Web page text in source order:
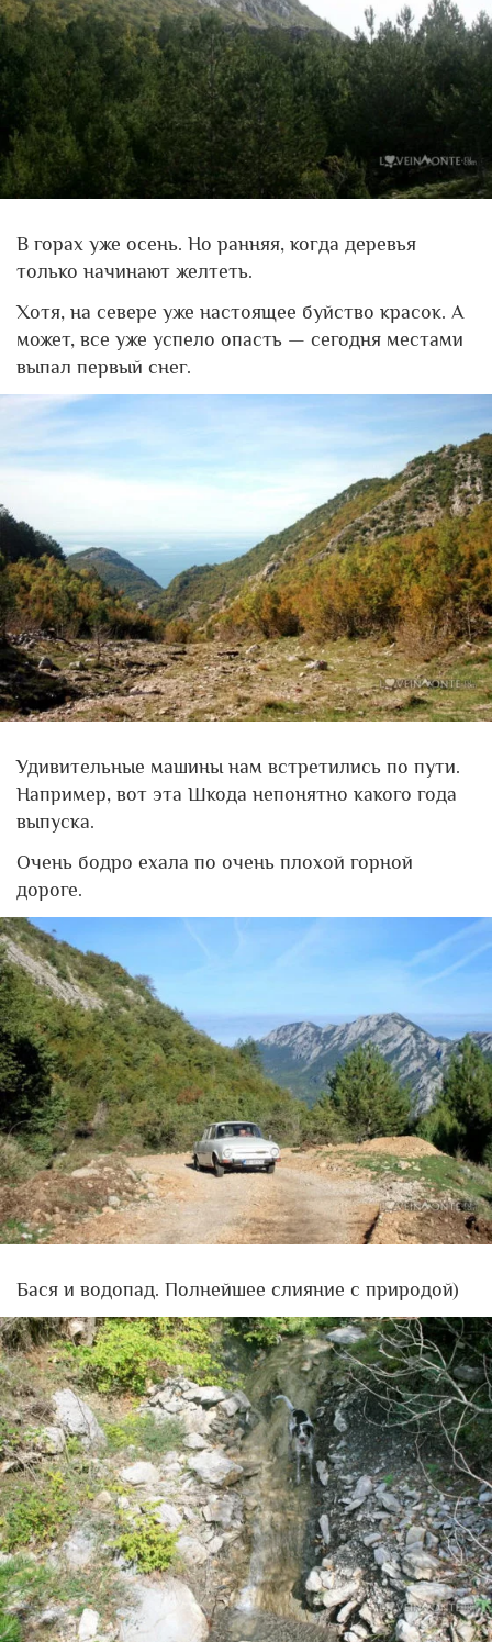
В горах уже осень. Но ранняя, когда деревья
только начинают желтеть.
Хотя, на севере уже настоящее буйство красок. А
может, все уже успело опасть — сегодня местами
выпал первый снег.
Удивительные машины нам встретились по пути.
Например, вот эта Шкода непонятно какого года
выпуска.
Очень бодро ехала по очень плохой горной
дороге.
Бася и водопад. Полнейшее слияние с природой)